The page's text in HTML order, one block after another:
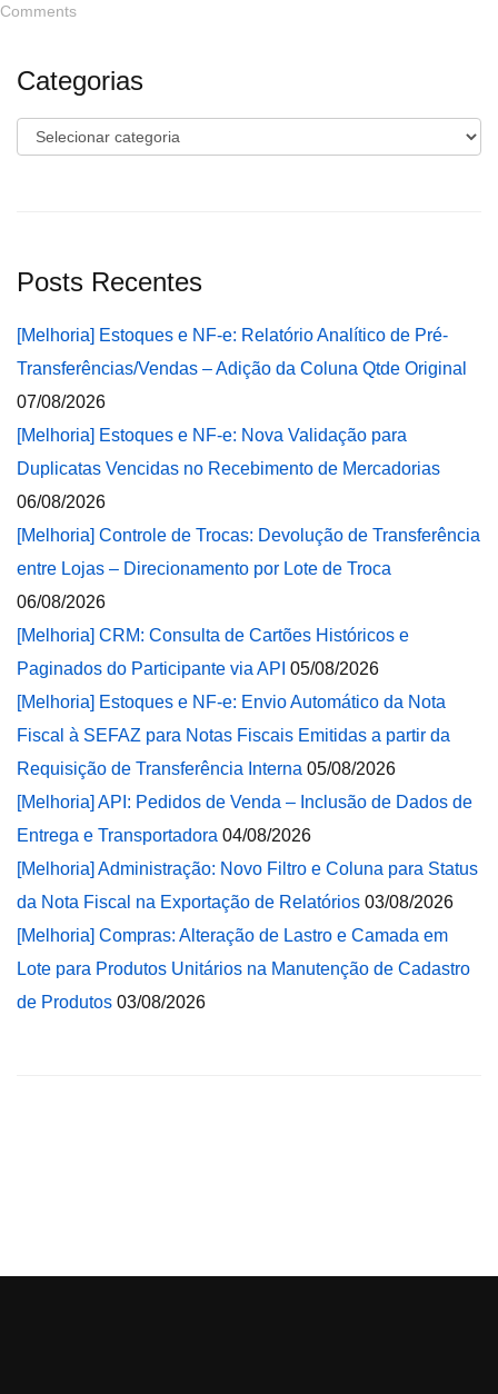
Comments
Categorias
Categorias
Posts Recentes
[Melhoria] Estoques e NF-e: Relatório Analítico de Pré-
Transferências/Vendas – Adição da Coluna Qtde Original
07/08/2026
[Melhoria] Estoques e NF-e: Nova Validação para
Duplicatas Vencidas no Recebimento de Mercadorias
06/08/2026
[Melhoria] Controle de Trocas: Devolução de Transferência
entre Lojas – Direcionamento por Lote de Troca
06/08/2026
[Melhoria] CRM: Consulta de Cartões Históricos e
Paginados do Participante via API 05/08/2026
[Melhoria] Estoques e NF-e: Envio Automático da Nota
Fiscal à SEFAZ para Notas Fiscais Emitidas a partir da
Requisição de Transferência Interna 05/08/2026
[Melhoria] API: Pedidos de Venda – Inclusão de Dados de
Entrega e Transportadora 04/08/2026
[Melhoria] Administração: Novo Filtro e Coluna para Status
da Nota Fiscal na Exportação de Relatórios 03/08/2026
[Melhoria] Compras: Alteração de Lastro e Camada em
Lote para Produtos Unitários na Manutenção de Cadastro
de Produtos 03/08/2026